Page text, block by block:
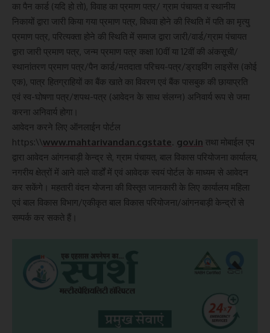
का पैन कार्ड (यदि हो तो), विवाह का प्रमाण पत्र/ ग्राम पंचायत व स्थानीय
निकायों द्वारा जारी किया गया प्रमाण पत्र, विधवा होने की स्थिति में पति का मृत्यु
प्रमाण पत्र, परित्यक्ता होने की स्थिति में समाज द्वारा जारी/वार्ड/ग्राम पंचायत
द्वारा जारी प्रमाण पत्र, जन्म प्रमाण पत्र कक्षा 10वीं या 12वीं की अंकसूची/
स्थानांतरण प्रमाण पत्र/पैन कार्ड/मतदाता परिचय-पत्र/ड्राइविंग लाइसेंस (कोई
एक), पात्र हितग्राहियों का बैंक खाते का विवरण एवं बैंक पासबुक की छायाप्रति
एवं स्व-घोषणा पत्र/शपथ-पत्र (आवेदन के साथ संलग्न) अनिवार्य रूप से जमा
करना अनिवार्य होगा।
आवेदन करने लिए ऑनलाईन पोर्टल
https:\\www.mahtarivandan.cgstate. gov.in तथा मोबाईल एप
द्वारा आवेदन आंगनबाड़ी केन्द्र से, ग्राम पंचायत, बाल विकास परियोजना कार्यालय,
नगरीय क्षेत्रों में आने वाले वार्डों में एवं आवेदक स्वयं पोर्टल के माध्यम से आवेदन
कर सकेंगे। महतारी वंदन योजना की विस्तृत जानकारी के लिए कार्यालय महिला
एवं बाल विकास विभाग/एकीकृत बाल विकास परियोजना/आंगनबाड़ी केन्द्रों से
सम्पर्क कर सकते हैं।